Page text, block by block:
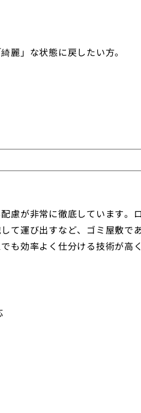
麗」な状態に戻したい方。
慮が非常に徹底しています。
て運び出すなど、ゴミ屋敷で
も効率よく仕分ける技術が高